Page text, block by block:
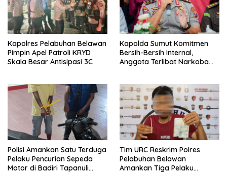
Kapolres Pelabuhan Belawan
Pimpin Apel Patroli KRYD
Skala Besar Antisipasi 3C
Kapolda Sumut Komitmen
Bersih-Bersih Internal,
Anggota Terlibat Narkoba
Polisi Amankan Satu Terduga
Pelaku Pencurian Sepeda
Motor di Badiri Tapanuli
Tim URC Reskrim Polres
Pelabuhan Belawan
Amankan Tiga Pelaku